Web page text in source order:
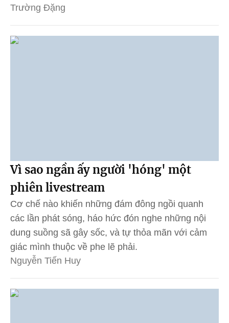
Trường Đặng
Vì sao ngần ấy người 'hóng' một
phiên livestream
Cơ chế nào khiến những đám đông ngồi quanh
các lần phát sóng, háo hức đón nghe những nội
dung suồng sã gây sốc, và tự thỏa mãn với cảm
giác mình thuộc về phe lẽ phải.
Nguyễn Tiến Huy